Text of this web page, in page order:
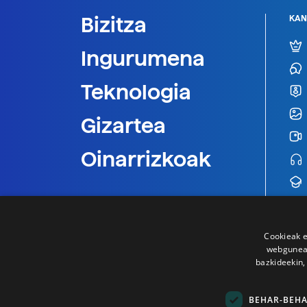
Bizitza
Ingurumena
Teknologia
Gizartea
Oinarrizkoak
Cookieak
BEHAR-